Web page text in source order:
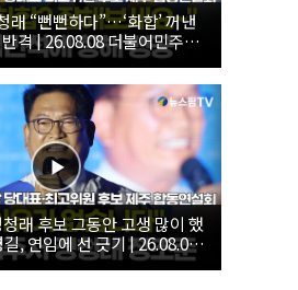
“뻔뻔하다”…‘화합’ 꺼낸
격 | 26.08.08 더불어민주당
후보 제주 합동연설회
임에 선 긋기 | 26.08.08
대표·최고위원 후보 제주 합